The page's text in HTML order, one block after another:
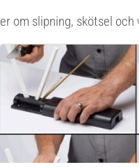
om slipning, skötsel och